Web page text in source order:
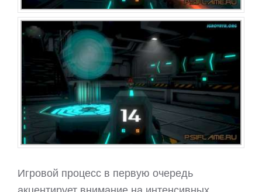
Игровой процесс в первую очередь